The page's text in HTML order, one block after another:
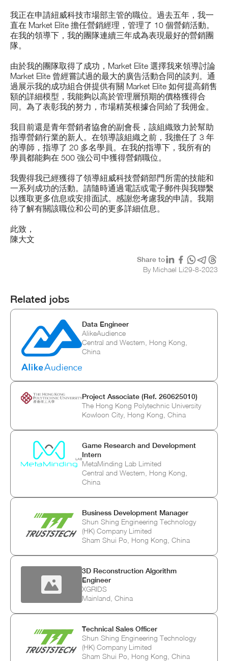
我正在申請紐威科技市場部主管的職位。過去五年，我一
直在 Market Elite 擔任營銷經理，管理了 10 個營銷活動。
在我的領導下，我的團隊連續三年成為表現最好的營銷團
隊。
由於我的團隊取得了成功，Market Elite 選擇我來領導討論
Market Elite 曾經嘗試過的最大的廣告活動合同的談判。通
過展示我的成功組合併提供有關 Market Elite 如何提高銷售
額的詳細模型，我能夠以高於管理層預期的價格獲得合
同。為了表彰我的努力，市場精英根據合同給了我佣金。
我目前還是青年營銷者協會的副會長，該組織致力於幫助
指導營銷行業的新人。在領導該組織之前，我擔任了 3 年
的導師，指導了 20 多名學員。在我的指導下，我所有的
學員都能夠在 500 強公司中獲得營銷職位。
我覺得我已經獲得了領導紐威科技營銷部門所需的技能和
一系列成功的活動。請隨時通過電話或電子郵件與我聯繫
以獲取更多信息或安排面試。感謝您考慮我的申請。我期
待了解有關該職位和公司的更多詳細信息。
此致，
陳大文
Share to
By Michael Li29-8-2023
Related jobs
Data Engineer
AlikeAudience
Central and Western, Hong Kong,
China
Project Associate (Ref. 260625010)
The Hong Kong Polytechnic University
Kowloon City, Hong Kong, China
Game Research and Development
Intern
MetaMinding Lab Limited
Central and Western, Hong Kong,
China
Business Development Manager
Shun Shing Engineering Technology
(HK) Company Limited
Sham Shui Po, Hong Kong, China
3D Reconstruction Algorithm
Engineer
XGRIDS
Mainland, China
Technical Sales Officer
Shun Shing Engineering Technology
(HK) Company Limited
Sham Shui Po, Hong Kong, China